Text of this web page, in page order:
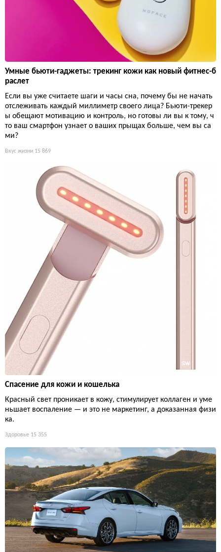
Умные бьюти-гаджеты: трекинг кожи как новый фитнес-б
раслет
Если вы уже считаете шаги и часы сна, почему бы не начать
отслеживать каждый миллиметр своего лица? Бьюти-трекер
ы обещают мотивацию и контроль, но готовы ли вы к тому, ч
то ваш смартфон узнает о ваших прыщах больше, чем вы са
ми?
Вкус жизни 15 869
Спасение для кожи и кошелька
Красный свет проникает в кожу, стимулирует коллаген и уме
ньшает воспаление — и это не маркетинг, а доказанная физи
ка.
Здоровье 15 355